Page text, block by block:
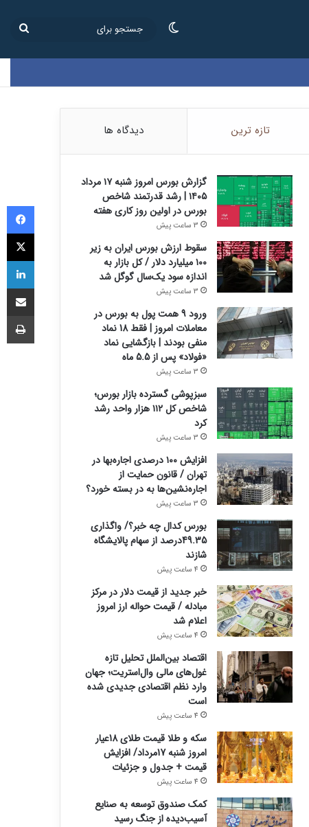
تغییر پوسته
تازه ترین دیدگاه ها
گزارش بورس امروز شنبه ۱۷ مرداد
۱۴۰۵ | رشد قدرتمند شاخص
بورس در اولین روز کاری هفته
3 ساعت پیش
سقوط ارزش بورس ایران به زیر
۱۰۰ میلیارد دلار / کل بازار به
اندازه سود یک‌سال گوگل شد
3 ساعت پیش
ورود 9 همت پول به بورس در
معاملات امروز | فقط 18 نماد
منفی بودند | بازگشایی نماد
«فولاد» پس از 5.5 ماه
3 ساعت پیش
سبزپوشی گسترده بازار بورس؛
شاخص کل ۱۱۲ هزار واحد رشد
کرد
3 ساعت پیش
افزایش ۱۰۰ درصدی اجاره‌بها در
تهران / قانون حمایت از
اجاره‌نشین‌ها به در بسته خورد؟
3 ساعت پیش
بورس کدال چه خبر؟/ واگذاری
49.35درصد از سهام پالایشگاه
شازند
4 ساعت پیش
خبر جدید از قیمت دلار در مرکز
مبادله / قیمت حواله ارز امروز
اعلام شد
4 ساعت پیش
اقتصاد بین‌الملل تحلیل تازه
غول‌های مالی وال‌استریت؛ جهان
وارد نظم اقتصادی جدیدی شده
است
4 ساعت پیش
سکه و طلا قیمت طلای 18عیار
امروز شنبه 17مرداد/ افزایش
قیمت + جدول و جزئیات
4 ساعت پیش
کمک صندوق توسعه به صنایع
آسیب‌دیده از جنگ رسید